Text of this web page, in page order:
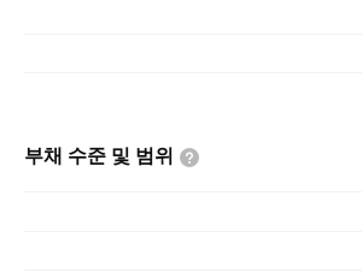
부채 수준 및 범위